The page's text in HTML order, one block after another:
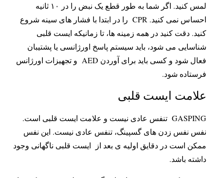
لمس کنید. اگر شما به طور قطع یک نبض را در ۱۰ ثانیه
احساس نمی کنید. CPR را در ابتدا با فشار های سینه شروع
کنید. دقت کنید در همه زمینه ها، تا زمانیکه ایست قلبی
شناسایی می شود، باید سیستم پاسخ اورژانسی یا پشتیبان
فعال شود و کسی باید برای آوردن AED و تجهیزات اورژانس
فرستاده شود.
علامت ایست قلبی
GASPING تنفس عادی نیست و علامت ایست قلبی است.
نفس نفس زدن های گسپینگ، تنفس عادی نیست. این نفس
ممکن است در دقایق اولیه ی بعد از ایست قلبی ناگهانی وجود
داشته باشد.